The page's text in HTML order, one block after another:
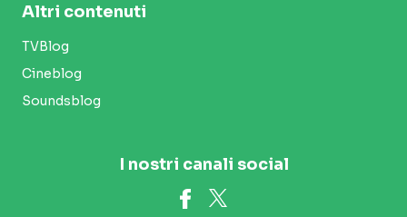
Altri contenuti
TVBlog
Cineblog
Soundsblog
I nostri canali social